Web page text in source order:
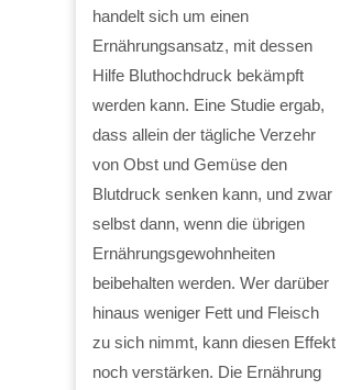
handelt sich um einen
Ernährungsansatz, mit dessen
Hilfe Bluthochdruck bekämpft
werden kann. Eine Studie ergab,
dass allein der tägliche Verzehr
von Obst und Gemüse den
Blutdruck senken kann, und zwar
selbst dann, wenn die übrigen
Ernährungsgewohnheiten
beibehalten werden. Wer darüber
hinaus weniger Fett und Fleisch
zu sich nimmt, kann diesen Effekt
noch verstärken. Die Ernährung